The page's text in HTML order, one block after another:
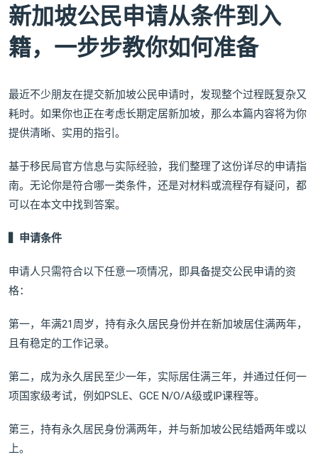
新加坡公民申请从条件到入
籍，一步步教你如何准备
最近不少朋友在提交新加坡公民申请时，发现整个过程既复杂又
耗时。如果你也正在考虑长期定居新加坡，那么本篇内容将为你
提供清晰、实用的指引。
基于移民局官方信息与实际经验，我们整理了这份详尽的申请指
南。无论你是符合哪一类条件，还是对材料或流程存有疑问，都
可以在本文中找到答案。
▍申请条件
申请人只需符合以下任意一项情况，即具备提交公民申请的资
格：
第一，年满21周岁，持有永久居民身份并在新加坡居住满两年，
且有稳定的工作记录。
第二，成为永久居民至少一年，实际居住满三年，并通过任何一
项国家级考试，例如PSLE、GCE N/O/A级或IP课程等。
第三，持有永久居民身份满两年，并与新加坡公民结婚两年或以
上。